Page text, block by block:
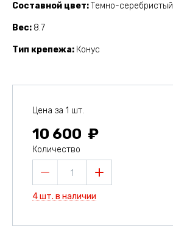
Составной цвет Темно-серебристый
Вес 8.7
Тип крепежа Конус
Цена за 1 шт.
10 600
Количество
1
4 шт. в наличии